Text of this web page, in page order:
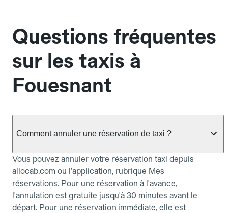
Questions fréquentes
sur les taxis à
Fouesnant
Comment annuler une réservation de taxi ?
Vous pouvez annuler votre réservation taxi depuis
allocab.com ou l'application, rubrique Mes
réservations. Pour une réservation à l'avance,
l'annulation est gratuite jusqu'à 30 minutes avant le
départ. Pour une réservation immédiate, elle est